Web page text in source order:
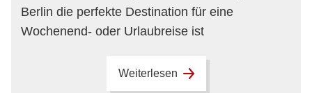
Berlin die perfekte Destination für eine
Wochenend- oder Urlaubreise ist
Weiterlesen